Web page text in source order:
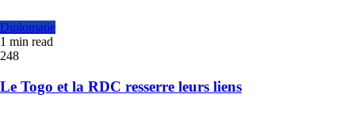
Diplomatie
1 min read
248
Le Togo et la RDC resserre leurs liens